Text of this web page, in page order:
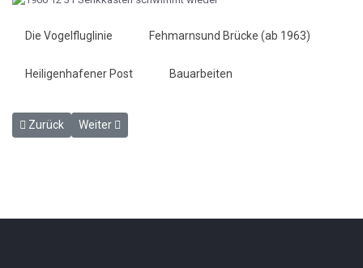
Die Vogelfluglinie Fehmarnsund Brücke (ab 1963)
Heiligenhafener Post Bauarbeiten
Vorheriger Beitrag: ANZEIGE: 125 Jahre Deutsche Eisenbahnen -
Zurück Nächster Beitrag: Ohne Visum unerwünscht -
Weiter